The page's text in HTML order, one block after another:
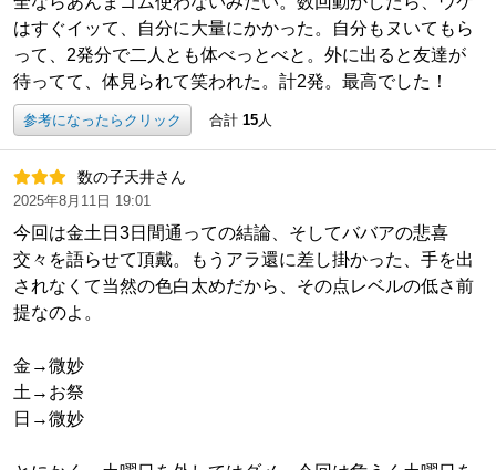
はすぐイッて、自分に大量にかかった。自分もヌいてもら
って、2発分で二人とも体べっとべと。外に出ると友達が
待ってて、体見られて笑われた。計2発。最高でした！
参考になったらクリック 合計 15人
数の子天井さん
2025年8月11日 19:01
今回は金土日3日間通っての結論、そしてババアの悲喜
交々を語らせて頂戴。もうアラ還に差し掛かった、手を出
されなくて当然の色白太めだから、その点レベルの低さ前
提なのよ。
金→微妙
土→お祭
日→微妙